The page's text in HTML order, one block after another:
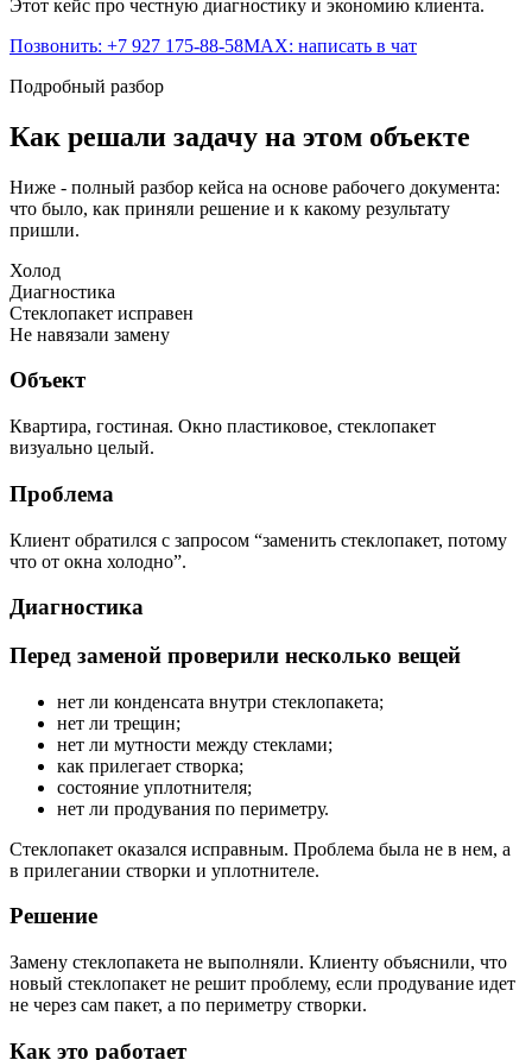
Этот кейс про честную диагностику и экономию клиента.
Позвонить: +7 927 175-88-58MAX: написать в чат
Подробный разбор
Как решали задачу на этом объекте
Ниже - полный разбор кейса на основе рабочего документа:
что было, как приняли решение и к какому результату
пришли.
Холод
Диагностика
Стеклопакет исправен
Не навязали замену
Объект
Квартира, гостиная. Окно пластиковое, стеклопакет
визуально целый.
Проблема
Клиент обратился с запросом “заменить стеклопакет, потому
что от окна холодно”.
Диагностика
Перед заменой проверили несколько вещей
нет ли конденсата внутри стеклопакета;
нет ли трещин;
нет ли мутности между стеклами;
как прилегает створка;
состояние уплотнителя;
нет ли продувания по периметру.
Стеклопакет оказался исправным. Проблема была не в нем, а
в прилегании створки и уплотнителе.
Решение
Замену стеклопакета не выполняли. Клиенту объяснили, что
новый стеклопакет не решит проблему, если продувание идет
не через сам пакет, а по периметру створки.
Как это работает